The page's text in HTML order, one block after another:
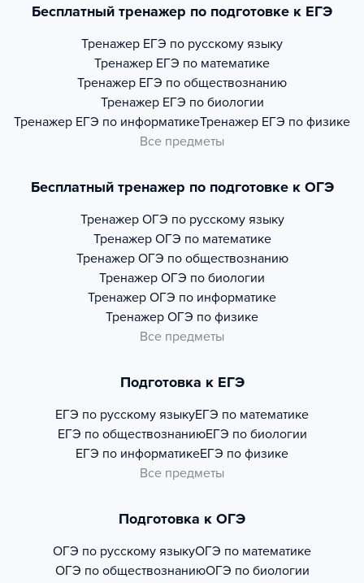
Бесплатный тренажер по подготовке к ЕГЭ
Тренажер ЕГЭ по русскому языку
Тренажер ЕГЭ по математике
Тренажер ЕГЭ по обществознанию
Тренажер ЕГЭ по биологии
Тренажер ЕГЭ по информатикеТренажер ЕГЭ по физике
Все предметы
Бесплатный тренажер по подготовке к ОГЭ
Тренажер ОГЭ по русскому языку
Тренажер ОГЭ по математике
Тренажер ОГЭ по обществознанию
Тренажер ОГЭ по биологии
Тренажер ОГЭ по информатике
Тренажер ОГЭ по физике
Все предметы
Подготовка к ЕГЭ
ЕГЭ по русскому языкуЕГЭ по математике
ЕГЭ по обществознаниюЕГЭ по биологии
ЕГЭ по информатикеЕГЭ по физике
Все предметы
Подготовка к ОГЭ
ОГЭ по русскому языкуОГЭ по математике
ОГЭ по обществознаниюОГЭ по биологии